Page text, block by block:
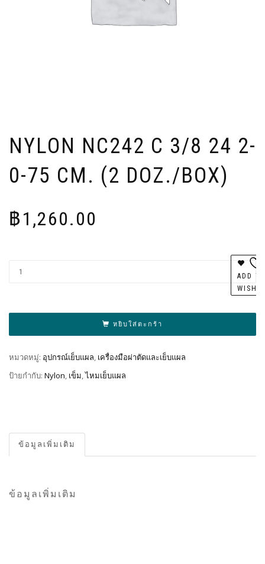
NYLON NC242 C 3/8 24 2-
0-75 CM. (2 DOZ./BOX)
฿1,260.00
หยิบใส่ตะกร้า
ADD
หมวดหมู่: อุปกรณ์เย็บแผล, เครื่องมือผ่าตัดและเย็บแผล
ป้ายกำกับ: Nylon, เข็ม,ไหมเย็บแผล
ข้อมูลเพิ่มเติม
ข้อมูลเพิ่มเติม